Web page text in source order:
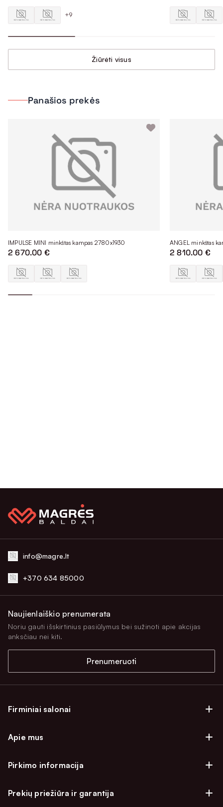
+9
Žiūrėti visus
Panašios prekės
IMPULSE MINI minkštas kampas 2780x1930
2 670.00 €
ANGEL minkštas
2 810.00 €
info@magre.lt
+370 634 85000
Firminiai salonai
Firminiai salonai Klaipėdoje
Prekių atsiėmimo punktai
Apie mus
Atsiliepimai
Pirkimo informacija
Pirkimo sąlygos
Prekių priežiūra ir garantija
Naujienlaiškio prenumerata
Noriu gauti išskirtinius pasiūlymus bei sužinoti apie akcijas
anksčiau nei kiti.
Prenumeruoti